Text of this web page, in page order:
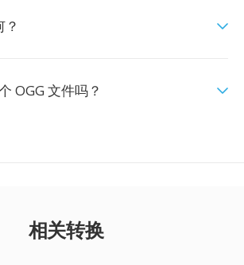
？
OGG 文件吗？
相关转换